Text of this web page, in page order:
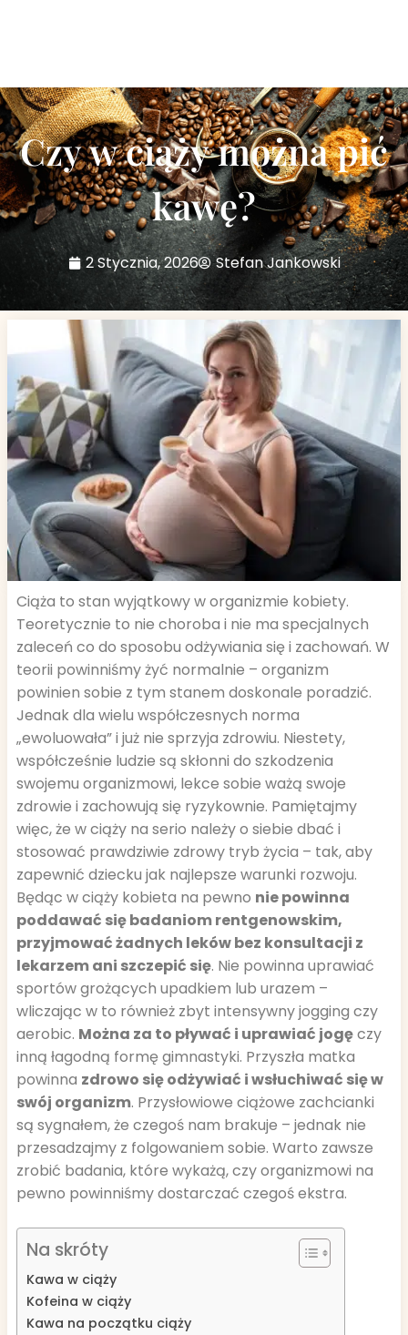
Czy w ciąży można pić
kawę?
2 Stycznia, 2026 Stefan Jankowski
Ciąża to stan wyjątkowy w organizmie kobiety.
Teoretycznie to nie choroba i nie ma specjalnych
zaleceń co do sposobu odżywiania się i zachowań. W
teorii powinniśmy żyć normalnie – organizm
powinien sobie z tym stanem doskonale poradzić.
Jednak dla wielu współczesnych norma
„ewoluowała” i już nie sprzyja zdrowiu. Niestety,
współcześnie ludzie są skłonni do szkodzenia
swojemu organizmowi, lekce sobie ważą swoje
zdrowie i zachowują się ryzykownie. Pamiętajmy
więc, że w ciąży na serio należy o siebie dbać i
stosować prawdziwie zdrowy tryb życia – tak, aby
zapewnić dziecku jak najlepsze warunki rozwoju.
Będąc w ciąży kobieta na pewno nie powinna
poddawać się badaniom rentgenowskim,
przyjmować żadnych leków bez konsultacji z
lekarzem ani szczepić się. Nie powinna uprawiać
sportów grożących upadkiem lub urazem –
wliczając w to również zbyt intensywny jogging czy
aerobic. Można za to pływać i uprawiać jogęczy
inną łagodną formę gimnastyki. Przyszła matka
powinna zdrowo się odżywiać i wsłuchiwać się w
swój organizm. Przysłowiowe ciążowe zachcianki
są sygnałem, że czegoś nam brakuje – jednak nie
przesadzajmy z folgowaniem sobie. Warto zawsze
zrobić badania, które wykażą, czy organizmowi na
pewno powinniśmy dostarczać czegoś ekstra.
Na skróty
Kawa w ciąży
Kofeina w ciąży
Kawa na początku ciąży